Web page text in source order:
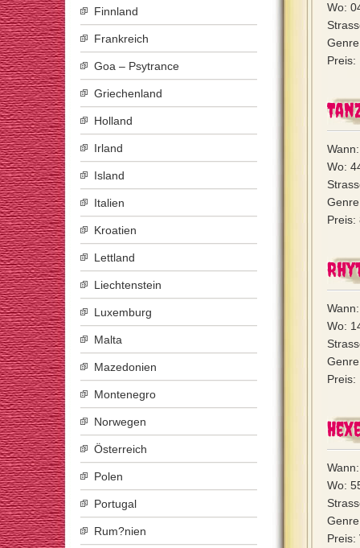
Wo:
Preis:
Wo:
Preis:
Wo:
Preis:
Wo:
Preis:
Finnland
Frankreich
Goa – Psytrance
Griechenland
Holland
Irland
Island
Italien
Kroatien
Lettland
Liechtenstein
Luxemburg
Malta
Mazedonien
Montenegro
Norwegen
Österreich
Polen
Portugal
Rum?nien